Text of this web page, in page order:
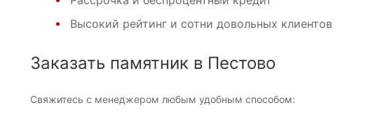
Высокий рейтинг и сотни довольных клиентов
Заказать памятник в Пестово
Свяжитесь с менеджером любым удобным способом: